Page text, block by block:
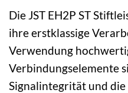
Die JST EH2P ST
ihre erstklassige
Verwendung
Verbindungselemente
Signalintegrität und